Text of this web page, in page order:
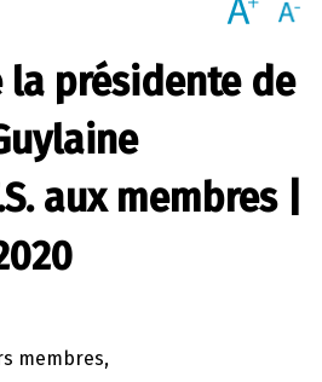
la présidente de
aux membres |
membres,